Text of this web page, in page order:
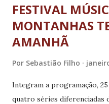
FESTIVAL
MONTANHAS
AMANHÃ
Por Sebastião Filho
Integram a programação,
quatro séries diferenciadas